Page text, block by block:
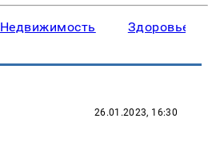
Недвижимость Здоровье
26.01.2023, 16:30